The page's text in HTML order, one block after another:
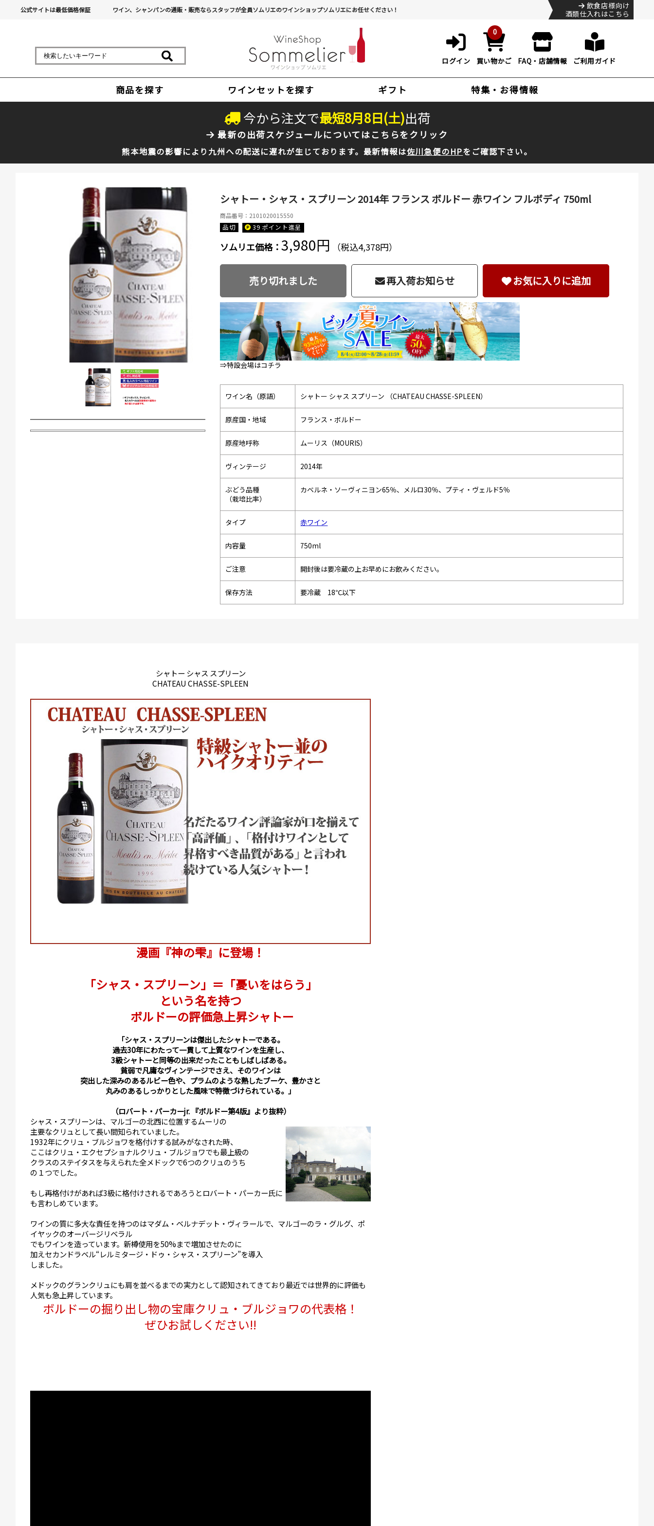
公式サイトは最低価格保証 ワイン、シャンパンの通販・販売ならスタッフが全員ソムリエのワインショップソムリエにお任せください！
飲食店様向け
酒類仕入れはこちら
ログイン
0
買い物かご FAQ・店舗情報 ご利用ガイド
商品を探す ワインセットを探す ギフト 特集・お得情報
今から注文で最短8月8日(土)出荷
最新の出荷スケジュールについてはこちらをクリック
熊本地震の影響により九州への配送に遅れが生じております。最新情報は佐川急便のHPをご確認下さい。
シャトー・シャス・スプリーン 2014年 フランス ボルドー 赤ワイン フルボディ 750ml
商品番号：2101020015550
品切 39 ポイント進呈
ソムリエ価格：3,980円 （税込4,378円）
売り切れました 再入荷お知らせ お気に入りに追加
⇒特設会場はコチラ
ワイン名（原語） シャトー シャス スプリーン （CHATEAU CHASSE-SPLEEN）
原産国・地域 フランス・ボルドー
原産地呼称 ムーリス（MOURIS）
ヴィンテージ 2014年
ぶどう品種
（栽培比率）
カベルネ・ソーヴィニヨン65％、メルロ30％、プティ・ヴェルド5％
タイプ 赤ワイン
内容量 750ml
ご注意 開封後は要冷蔵の上お早めにお飲みください。
保存方法 要冷蔵 18℃以下
シャトー シャス スプリーン
CHATEAU CHASSE-SPLEEN
漫画『神の雫』に登場！
「シャス・スプリーン」＝「憂いをはらう」
という名を持つ
ボルドーの評価急上昇シャトー
「シャス・スプリーンは傑出したシャトーである。
過去30年にわたって一貫して上質なワインを生産し、
3級シャトーと同等の出来だったこともしばしばある。
貧弱で凡庸なヴィンテージでさえ、そのワインは
突出した深みのあるルビー色や、プラムのような熟したブーケ、豊かさと
丸みのあるしっかりとした風味で特徴づけられている。」
（ロバート・パーカーjr. 『ボルドー第4版』より抜粋）
シャス・スプリーンは、マルゴーの北西に位置するムーリの
主要なクリュとして長い間知られていました。
1932年にクリュ・ブルジョワを格付けする試みがなされた時、
ここはクリュ・エクセプショナルクリュ・ブルジョワでも最上級の
クラスのステイタスを与えられた全メドックで6つのクリュのうち
の１つでした。
もし再格付けがあれば3級に格付けされるであろうとロバート・パーカー氏に
も言わしめています。
ワインの質に多大な責任を持つのはマダム・ベルナデット・ヴィラールで、マルゴーのラ・グルグ、ポ
イヤックのオーバージリベラル
でもワインを造っています。新樽使用を50%まで増加させたのに
加えセカンドラベル“レルミタージ・ドゥ・シャス・スプリーン”を導入
しました。
メドックのグランクリュにも肩を並べるまでの実力として認知されてきており最近では世界的に評価も
人気も急上昇しています。
ボルドーの掘り出し物の宝庫クリュ・ブルジョワの代表格！
ぜひお試しください!!